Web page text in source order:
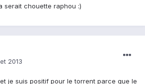
serait chouette raphou :)
2013
je suis positif pour le torrent parce que le